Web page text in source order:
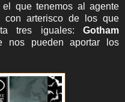
que tenemos al agente
arterisco de los que
tres iguales: Gotham
nos pueden aportar los